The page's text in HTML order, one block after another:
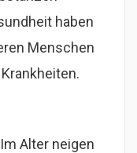
haben
Menschen
Alter neigen